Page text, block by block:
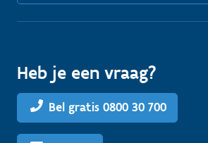
Heb je een vraag?
Bel gratis 0800 30 700